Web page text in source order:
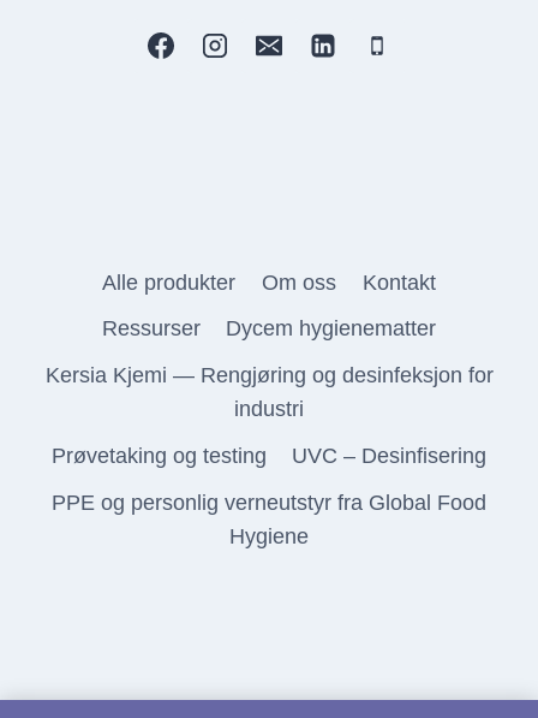
Alle produkter Om oss
Kontakt
Ressurser
Dycem hygienematter
Kersia Kjemi — Rengjøring og desinfeksjon for
industri
Prøvetaking og testing
UVC – Desinfisering
PPE og personlig verneutstyr fra Global Food
Hygiene